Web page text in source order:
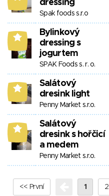
dressing
Spak foods s.r.o
8
Bylinkový
dressing s
jogurtem
SPAK Foods s. r. o.
8
Salátový
dresink light
Penny Market s.r.o.
8
Salátový
dresink s hořčicí
a medem
Penny Market s.r.o.
<< První 1 2